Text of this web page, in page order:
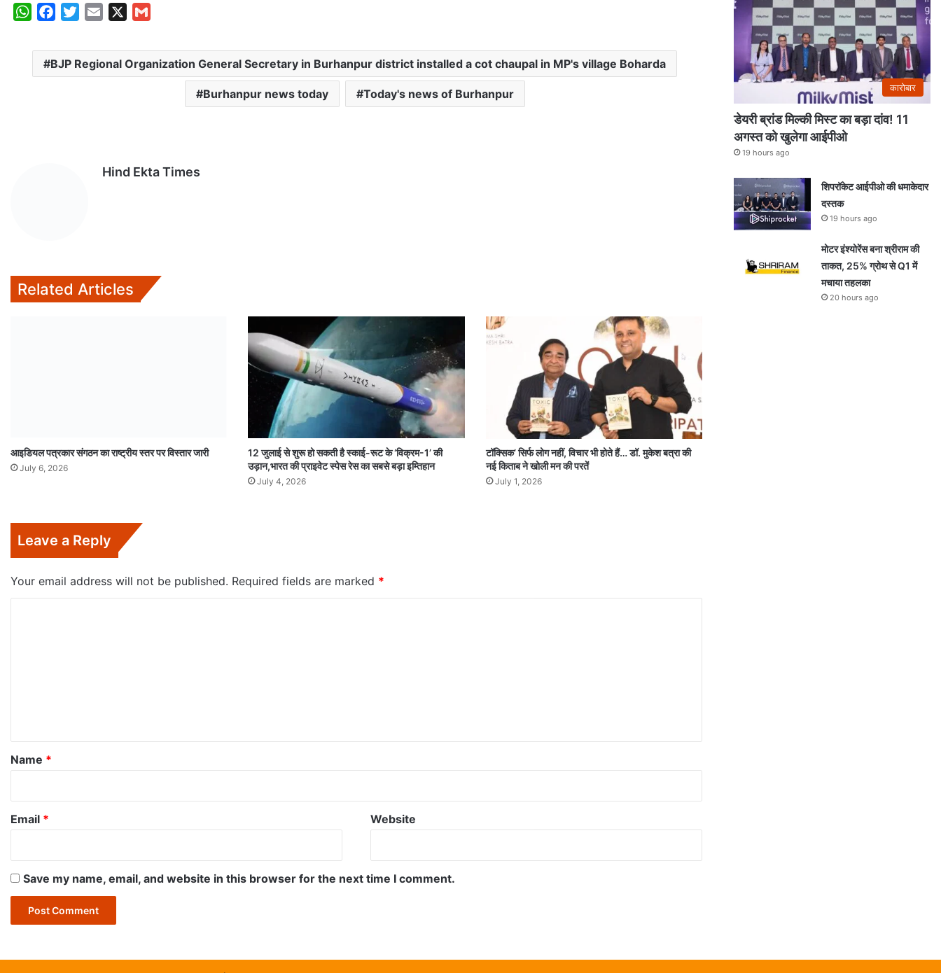
W
a
c
e
i
t
a
i
a
i
BJP Regional Organization General Secretary in Burhanpur district installed a cot chaupal in MP's village Boharda
Burhanpur news today Today's news of Burhanpur
Hind Ekta Times
Related Articles
आइडियल पत्रकार संगठन का राष्ट्रीय स्तर पर विस्तार जारी
July 6, 2026
12 जुलाई से शुरू हो सकती है स्काई-रूट के ‘विक्रम-1’ की
उड़ान,भारत की प्राइवेट स्पेस रेस का सबसे बड़ा इम्तिहान
July 4, 2026
टॉक्सिक’ सिर्फ लोग नहीं, विचार भी होते हैं… डॉ. मुकेश बत्रा की
नई किताब ने खोली मन की परतें
July 1, 2026
Leave a Reply
Your email address will not be published. Required fields are marked *
*
Name *
Email * Website
Save my name, email, and website in this browser for the next time I comment.
कारोबार
डेयरी ब्रांड मिल्की मिस्ट का बड़ा दांव! 11
अगस्त को खुलेगा आईपीओ
19 hours ago
शिपरॉकेट आईपीओ की धमाकेदार
दस्तक
19 hours ago
मोटर इंश्योरेंस बना श्रीराम की
ताकत, 25% ग्रोथ से Q1 में
मचाया तहलका
20 hours ago